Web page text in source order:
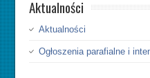
Aktualności
Aktualności
Ogłoszenia parafialne i